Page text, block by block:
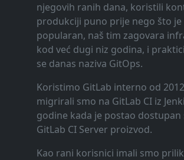
njegovih ranih dana, koristili
produkciji puno prije nego što
popularan, naš tim zagovara
kod već dugi niz godina, i
se danas naziva GitOps.
Koristimo GitLab interno od
migrirali smo na GitLab CI iz
godine kada je postao dostupan
GitLab CI Server proizvod.
Kao rani korisnici imali smo